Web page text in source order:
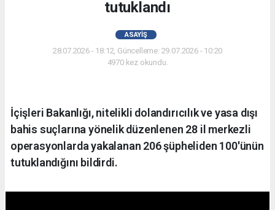
tutuklandı
ASAYIŞ
28.07.2026 - 18:12, Güncelleme: 29.07.2026 - 10:20
4970 kez okundu.
İçişleri Bakanlığı, nitelikli dolandırıcılık ve yasa dışı
bahis suçlarına yönelik düzenlenen 28 il merkezli
operasyonlarda yakalanan 206 şüpheliden 100'ünün
tutuklandığını bildirdi.